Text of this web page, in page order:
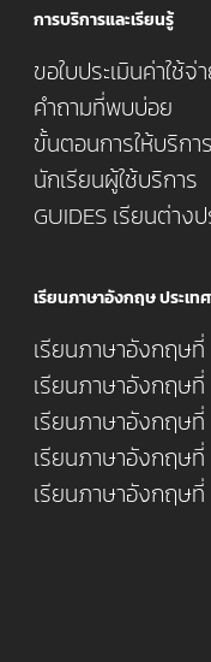
การบริการและเรียนรู้
ขอใบประเมินค่าใช้จ่
คำถามที่พบบ่อย
ขั้นตอนการให้บริการ
นักเรียนผู้ใช้บริการ
GUIDES เรียนต่าง
เรียนภาษาอังกฤษ ประเ
เรียนภาษาอังกฤษที่
เรียนภาษาอังกฤษ
เรียนภาษาอังกฤษที่
เรียนภาษาอังกฤษ
เรียนภาษาอังกฤษ